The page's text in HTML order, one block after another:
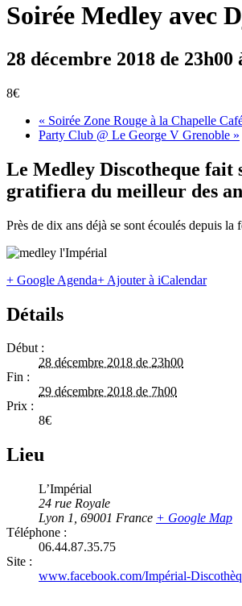
Soirée Medley avec
28 décembre 2018 de 23h00
8€
« Soirée Zone Rouge à la Chapelle
Party Club @ Le George V Grenoble »
Le Medley Discotheque fait
gratifiera du meilleur des
Près de dix ans déjà se sont écoulés depuis
+ Google Agenda+ Ajouter à iCalendar
Détails
Début :
28 décembre 2018 de 23h00
Fin :
29 décembre 2018 de 7h00
Prix :
8€
Lieu
L’Impérial
24 rue Royale
Lyon 1 69001 France + Google Map
Téléphone :
06.44.87.35.75
Site :
www.facebook.com/Impérial-